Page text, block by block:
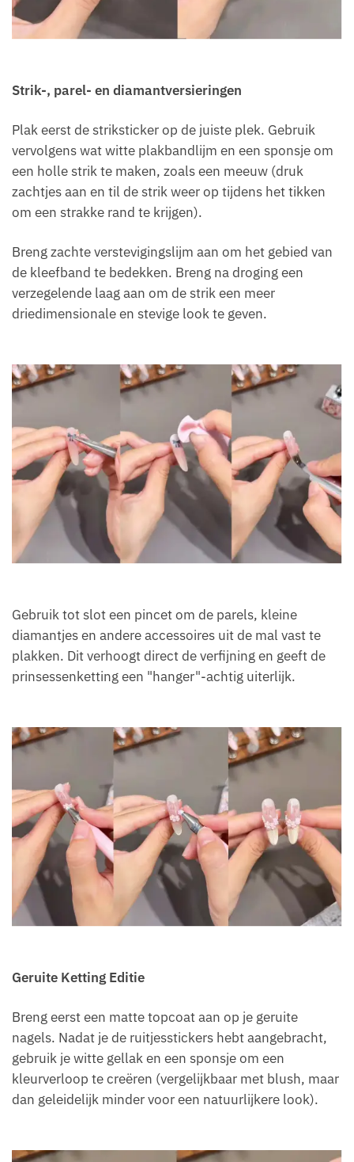
Strik-, parel- en diamantversieringen
Plak eerst de striksticker op de juiste plek. Gebruik
vervolgens wat witte plakbandlijm en een sponsje om
een holle strik te maken, zoals een meeuw (druk
zachtjes aan en til de strik weer op tijdens het tikken
om een strakke rand te krijgen).
Breng zachte verstevigingslijm aan om het gebied van
de kleefband te bedekken. Breng na droging een
verzegelende laag aan om de strik een meer
driedimensionale en stevige look te geven.
Gebruik tot slot een pincet om de parels, kleine
diamantjes en andere accessoires uit de mal vast te
plakken. Dit verhoogt direct de verfijning en geeft de
prinsessenketting een "hanger"-achtig uiterlijk.
Geruite Ketting Editie
Breng eerst een matte topcoat aan op je geruite
nagels. Nadat je de ruitjesstickers hebt aangebracht,
gebruik je witte gellak en een sponsje om een
kleurverloop te creëren (vergelijkbaar met blush, maar
dan geleidelijk minder voor een natuurlijkere look).